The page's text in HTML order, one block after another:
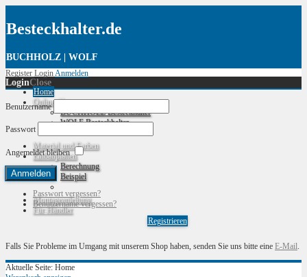
Besteckhalter.de
BUCHHOLZ | WOLF
Register LoginAnmelden
Home
Online-Shop
BUCHHOLZ Besteckhalter
WOLF Besteckhalter
Material und Farben
Einbauplatten
Berechnung
Beispiel
Montageanleitung
Für Händler
LoginClose
Benutzername
Passwort
Angemeldet bleiben
Passwort vergessen?
Benutzername vergessen?
Registrieren
Falls Sie Probleme im Umgang mit unserem Shop haben, senden Sie uns bitte eine E-Mail.
Aktuelle Seite: Home